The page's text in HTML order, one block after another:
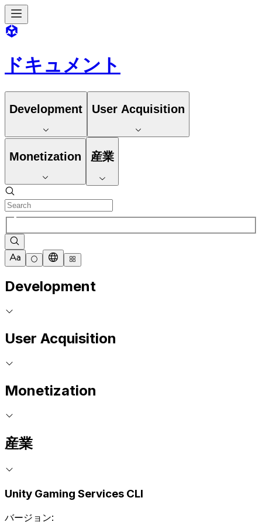
ドキュメント
Development User Acquisition
Monetization 産業
Development
User Acquisition
Monetization
産業
Unity Gaming Services CLI
バージョン: